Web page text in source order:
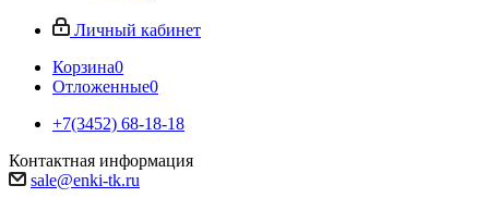
Личный кабинет
Корзина0
Отложенные0
+7(3452) 68-18-18
Контактная информация
sale@enki-tk.ru